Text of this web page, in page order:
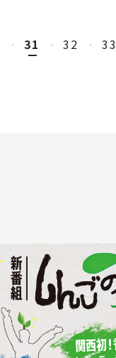
31 32 33